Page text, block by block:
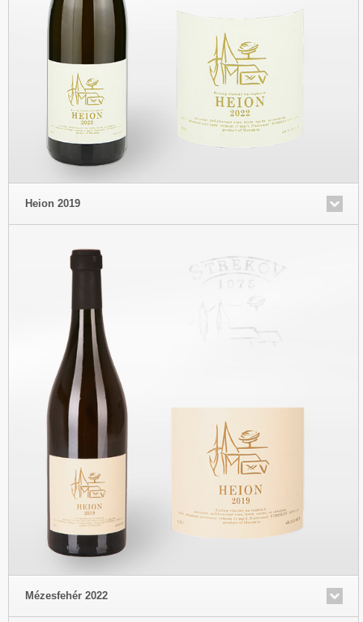
Heion 2019
Mézesfehér 2022